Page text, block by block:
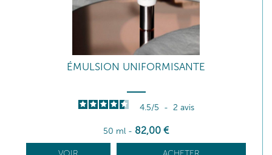
ÉMULSION UNIFORMISANTE
4.5/5 - 2 avis
50 ml - 82,00 €